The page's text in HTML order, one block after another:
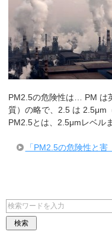
PM2.5の危険性は… PM は
質）の略で、2.5 は 2.5μm
PM2.5とは、2.5μmレベル
「PM2.5の危険性と